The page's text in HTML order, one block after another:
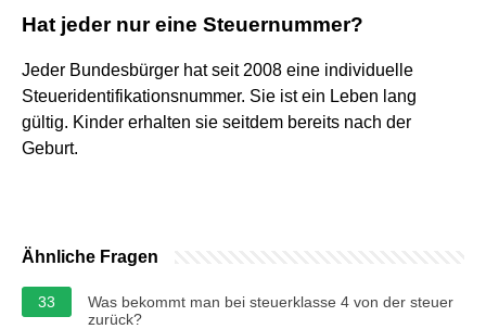
Hat jeder nur eine Steuernummer?
Jeder Bundesbürger hat seit 2008 eine individuelle
Steueridentifikationsnummer. Sie ist ein Leben lang
gültig. Kinder erhalten sie seitdem bereits nach der
Geburt.
Ähnliche Fragen
33
Was bekommt man bei steuerklasse 4 von der steuer
zurück?